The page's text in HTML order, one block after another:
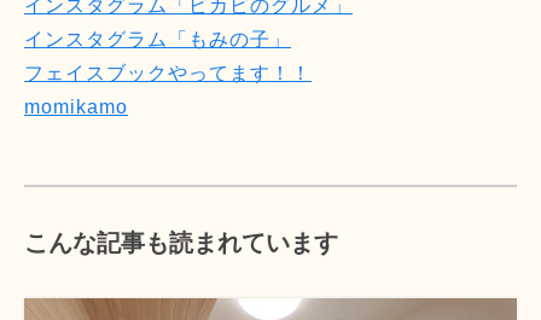
インスタグラム「ビカビのグルメ」
インスタグラム「もみの子」
フェイスブックやってます！！
momikamo
こんな記事も読まれています